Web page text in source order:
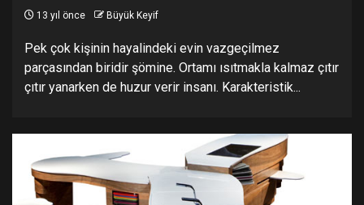
13 yıl önce Büyük Keyif
Pek çok kişinin hayalindeki evin vazgeçilmez
parçasından biridir şömine. Ortamı ısıtmakla kalmaz çıtır
çıtır yanarken de huzur verir insanı. Karakteristik...